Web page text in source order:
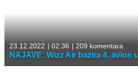
23.12.2022 | 02:36 | 209 komentara
NAJAVE: Wizz Air bazira 4. avion